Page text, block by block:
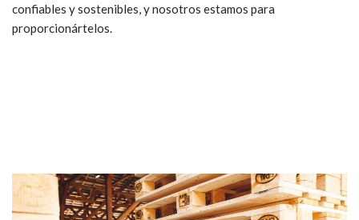
confiables y sostenibles, y nosotros estamos para
proporcionártelos.